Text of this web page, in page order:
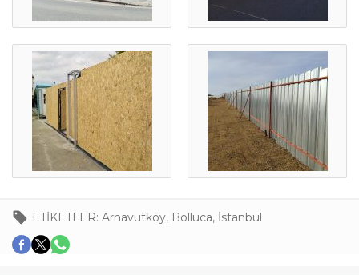
ETİKETLER: Arnavutköy, Bolluca, İstanbul